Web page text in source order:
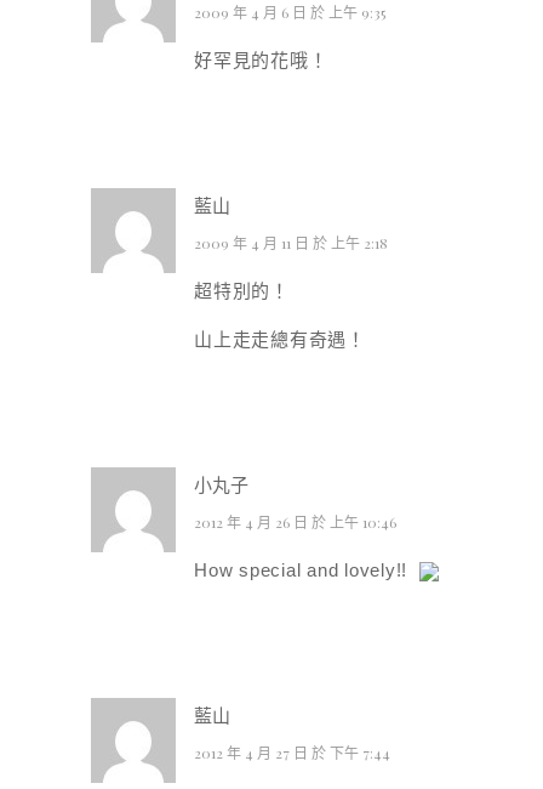
2009 年 4 月 6 日 於 上午 9:35
好罕見的花哦！
藍山
2009 年 4 月 11 日 於 上午 2:18
超特別的！
山上走走總有奇遇！
小丸子
2012 年 4 月 26 日 於 上午 10:46
How special and lovely!!
藍山
2012 年 4 月 27 日 於 下午 7:44